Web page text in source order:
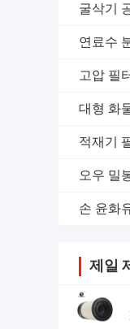
굴삭기
연료수
고압 필
대형 화
적재기
오우 밀
손 윤화
제일